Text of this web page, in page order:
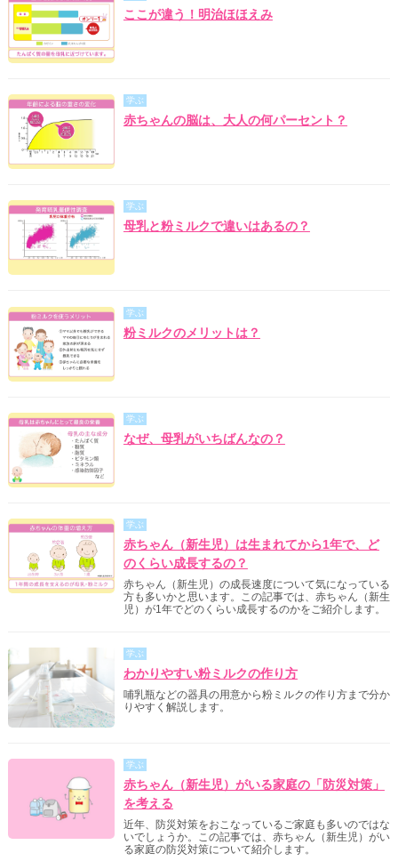
ここが違う！明治ほほえみ
学ぶ
赤ちゃんの脳は、大人の何パーセント？
学ぶ
母乳と粉ミルクで違いはあるの？
学ぶ
粉ミルクのメリットは？
学ぶ
なぜ、母乳がいちばんなの？
学ぶ
赤ちゃん（新生児）は生まれてから1年で、ど
のくらい成長するの？
赤ちゃん（新生児）の成長速度について気になっている
方も多いかと思います。この記事では、赤ちゃん（新生
児）が1年でどのくらい成長するのかをご紹介します。
学ぶ
わかりやすい粉ミルクの作り方
哺乳瓶などの器具の用意から粉ミルクの作り方まで分か
りやすく解説します。
学ぶ
赤ちゃん（新生児）がいる家庭の「防災対策」
を考える
近年、防災対策をおこなっているご家庭も多いのではな
いでしょうか。この記事では、赤ちゃん（新生児）がい
る家庭の防災対策について紹介します。